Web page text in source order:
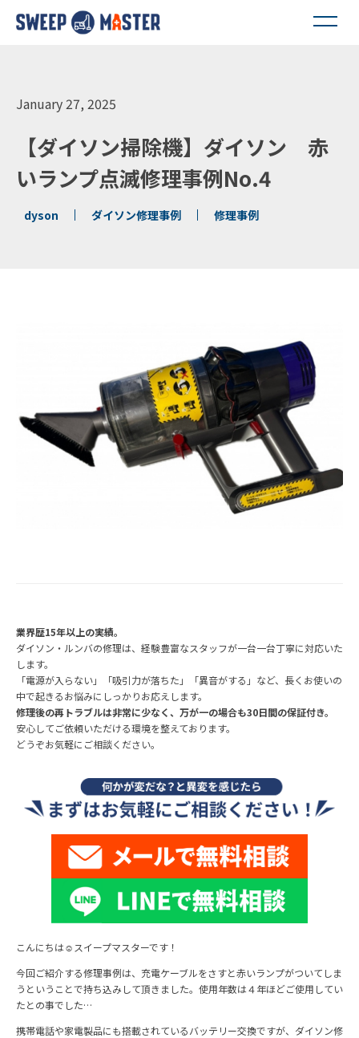
January 27, 2025
【ダイソン掃除機】ダイソン 赤
いランプ点滅修理事例No.4
dyson ダイソン修理事例 修理事例
業界歴15年以上の実績。
ダイソン・ルンバの修理は、経験豊富なスタッフが一台一台丁寧に対応いた
します。
「電源が入らない」「吸引力が落ちた」「異音がする」など、長くお使いの
中で起きるお悩みにしっかりお応えします。
修理後の再トラブルは非常に少なく、万が一の場合も30日間の保証付き。
安心してご依頼いただける環境を整えております。
どうぞお気軽にご相談ください。
こんにちは☺スイープマスターです！
今回ご紹介する修理事例は、充電ケーブルをさすと赤いランプがついてしま
うということで持ち込みして頂きました。使用年数は４年ほどご使用してい
たとの事でした…
携帯電話や家電製品にも搭載されているバッテリー交換ですが、ダイソン修